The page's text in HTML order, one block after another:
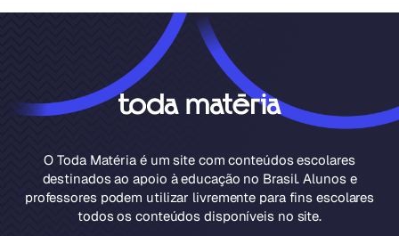
O Toda Matéria é um site com conteúdos escolares
destinados ao apoio à educação no Brasil. Alunos e
professores podem utilizar livremente para fins escolares
todos os conteúdos disponíveis no site.